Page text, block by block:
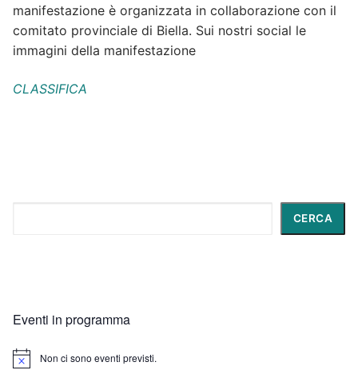
manifestazione è organizzata in collaborazione con il
comitato provinciale di Biella. Sui nostri social le
immagini della manifestazione
CLASSIFICA
CERCA
Eventi in programma
Notice Non ci sono eventi previsti.